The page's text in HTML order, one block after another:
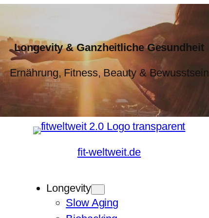
Longevity & Ganzheitliche Gesundheit
Ernährung, Fitness, Beauty & Bewusstsein
fit-weltweit.de
Longevity
Slow Aging